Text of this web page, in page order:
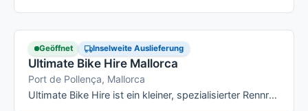
Geöffnet Inselweite Auslieferung
Ultimate Bike Hire Mallorca
Port de Pollença, Mallorca
Ultimate Bike Hire ist ein kleiner, spezialisierter Rennrad-Verleih mit Basis in Pollença/Puerto Pollensa, der ausschliesslich …